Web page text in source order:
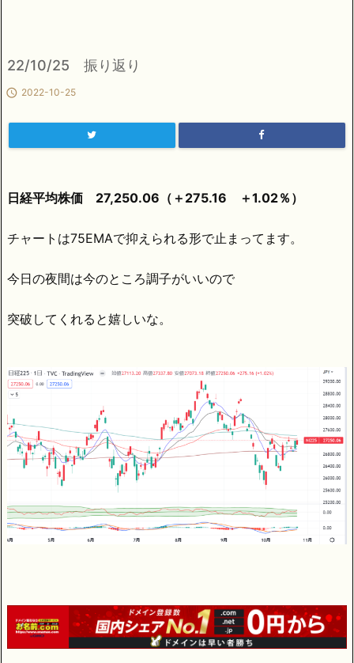
22/10/25 振り返り
 2022-10-25
日経平均株価 27,250.06（＋275.16 ＋1.02％）
チャートは75EMAで抑えられる形で止まってます。
今日の夜間は今のところ調子がいいので
突破してくれると嬉しいな。